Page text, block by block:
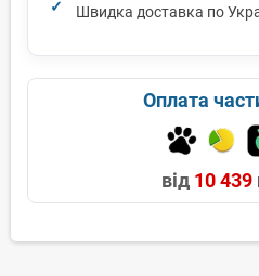
Швидка доставка по
Оплата
від 10 439